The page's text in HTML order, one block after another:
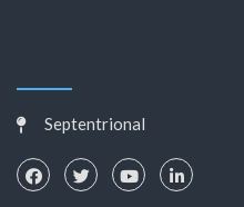
Septentrional